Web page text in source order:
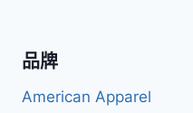
品牌
American Apparel